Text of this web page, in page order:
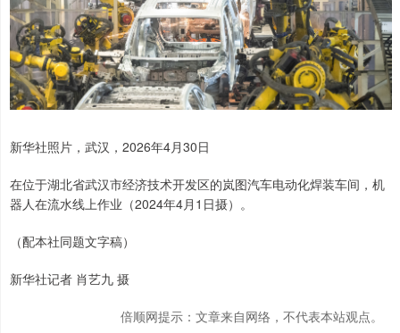
新华社照片，武汉，2026年4月30日
在位于湖北省武汉市经济技术开发区的岚图汽车电动化焊装车间，机
器人在流水线上作业（2024年4月1日摄）。
（配本社同题文字稿）
新华社记者 肖艺九 摄
倍顺网提示：文章来自网络，不代表本站观点。